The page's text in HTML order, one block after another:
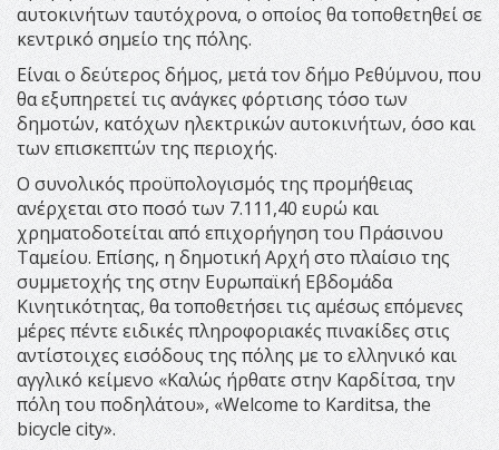
αυτοκινήτων ταυτόχρονα, ο οποίος θα τοποθετηθεί σε
κεντρικό σημείο της πόλης.
Είναι ο δεύτερος δήμος, μετά τον δήμο Ρεθύμνου, που
θα εξυπηρετεί τις ανάγκες φόρτισης τόσο των
δημοτών, κατόχων ηλεκτρικών αυτοκινήτων, όσο και
των επισκεπτών της περιοχής.
Ο συνολικός προϋπολογισμός της προμήθειας
ανέρχεται στο ποσό των 7.111,40 ευρώ και
χρηματοδοτείται από επιχορήγηση του Πράσινου
Ταμείου. Επίσης, η δημοτική Αρχή στο πλαίσιο της
συμμετοχής της στην Ευρωπαϊκή Εβδομάδα
Κινητικότητας, θα τοποθετήσει τις αμέσως επόμενες
μέρες πέντε ειδικές πληροφοριακές πινακίδες στις
αντίστοιχες εισόδους της πόλης με το ελληνικό και
αγγλικό κείμενο «Καλώς ήρθατε στην Καρδίτσα, την
πόλη του ποδηλάτου», «Welcome to Karditsa, the
bicycle city».